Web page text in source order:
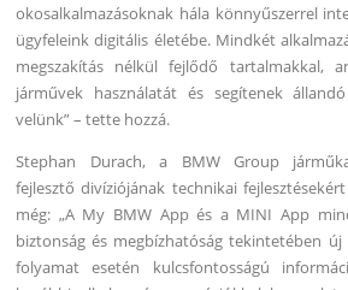
okosalkalmazásoknak hála könnyűszerrel
ügyfeleink digitális életébe. Mindkét
megszakítás nélkül fejlődő tartalmakkal,
járművek használatát és segítenek
velünk” – tette hozzá.
Stephan Durach, a BMW Group
fejlesztő divíziójának technikai
még: „A My BMW App és a MINI App
biztonság és megbízhatóság tekintetében
folyamat esetén kulcsfontosságú